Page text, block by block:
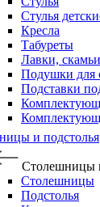
Стулья
Кресла
Табуреты
Лавки, скамьи
Подушки для
Подставки
и подстолья
Столешницы
Столешницы
Подстолья